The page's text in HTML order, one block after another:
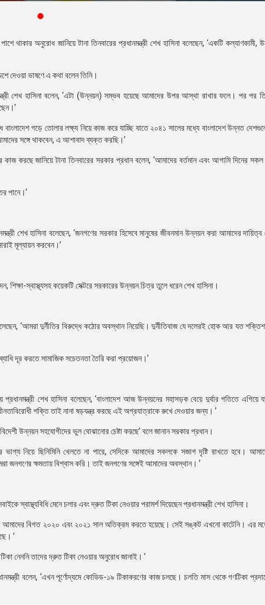
থাকার অনুরোধ জানিয়ে টানা তিনবারের প্রধানমন্ত্রী শেখ হাসিনা বলেছেন, ‘একটি কল্যাণকামী,
দেওয়া ভাষণে এ কথা বলেন তিনি।
শেখ হাসিনা বলেন, ‘এটা (উন্নয়ন) সম্ভব হয়েছে আমাদের উপর আস্থা রাখার ফলে। পর পর
গড়ে তোলার লক্ষ্য নিয়ে কাজ করে যাচ্ছি যাতে ২০৪১ সালের মধ্যে বাংলাদেশ উন্নত
সঙ্গে থাকবেন, এ আশাবাদ ব্যক্ত করছি।’
করছে জানিয়ে টানা তিনবারের সরকার প্রধান বলেন, ‘আমাদের বর্তমান এবং আগামি দিনের সকল
পানে।’
শেখ হাসিনা বলেছেন, ‘জনগণের সরকার হিসেবে মানুষের জীবনমান উন্নয়ন করা আমাদের
মূল্যায়ন করবেন।’
স্বাস্থ্যসহ কয়েকটি সেক্টরে সরকারের উন্নয়ন চিত্র তুলে ধরেন শেখ হাসিনা।
‘আমরা দুর্নীতির বিরুদ্ধে কঠোর অবস্থান নিয়েছি। দুর্নীতিবাজ যে দলেরই হোক আর যত
দূর করতে সামাজিক সচেতনতা তৈরি করা প্রয়োজন।’
প্রধানমন্ত্রী শেখ হাসিনা বলেছেন, ‘বাংলাদেশ আজ উন্নয়নের মহাসড়ক বেয়ে দুর্বার গতিতে এগিয়ে
শক্তি তাই নানা ষড়যন্ত্র করছে এই অগ্রযাত্রাকে রুখে দেওয়ার জন্য। ’
উন্নয়ন সহযোগীদের ভুল বোঝানোর চেষ্টা করছে’ বলে জানান সরকার প্রধান।
নিয়ে ছিনিমিনি খেলতে না পারে, সেদিকে আমাদের সকলকে সজাগ দৃষ্টি রাখতে হবে।
জনগণের ক্ষমতায় বিশ্বাস করি। তাই জনগণের সঙ্গেই আমাদের অবস্থান। ’
মেনে চলার এবং দ্রুত টিকা নেওয়ার পরামর্শ দিয়েছেন প্রধানমন্ত্রী শেখ হাসিনা।
আমাদের বিগত ২০২০ এবং ২০২১ সাল অতিক্রম করতে হয়েছে। সেই সঙ্কট এখনো কাটেনি। এর
’
নেননি তাদের দ্রুত টিকা নেওয়ার অনুরোধ জানাই। ’
বলেন, ‘এখন পূর্ণোদ্যমে কোভিড-১৯ টিকাকরণের কাজ চলছে। চলতি মাস থেকে গণটিকা